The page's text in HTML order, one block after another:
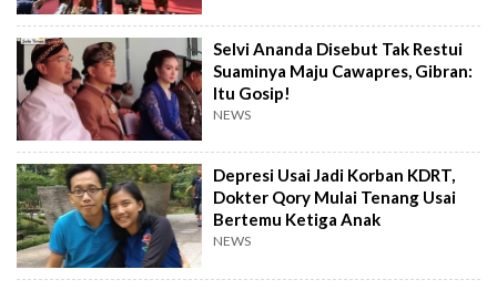
Selvi Ananda Disebut Tak Restui
Suaminya Maju Cawapres, Gibran:
Itu Gosip!
NEWS
Depresi Usai Jadi Korban KDRT,
Dokter Qory Mulai Tenang Usai
Bertemu Ketiga Anak
NEWS